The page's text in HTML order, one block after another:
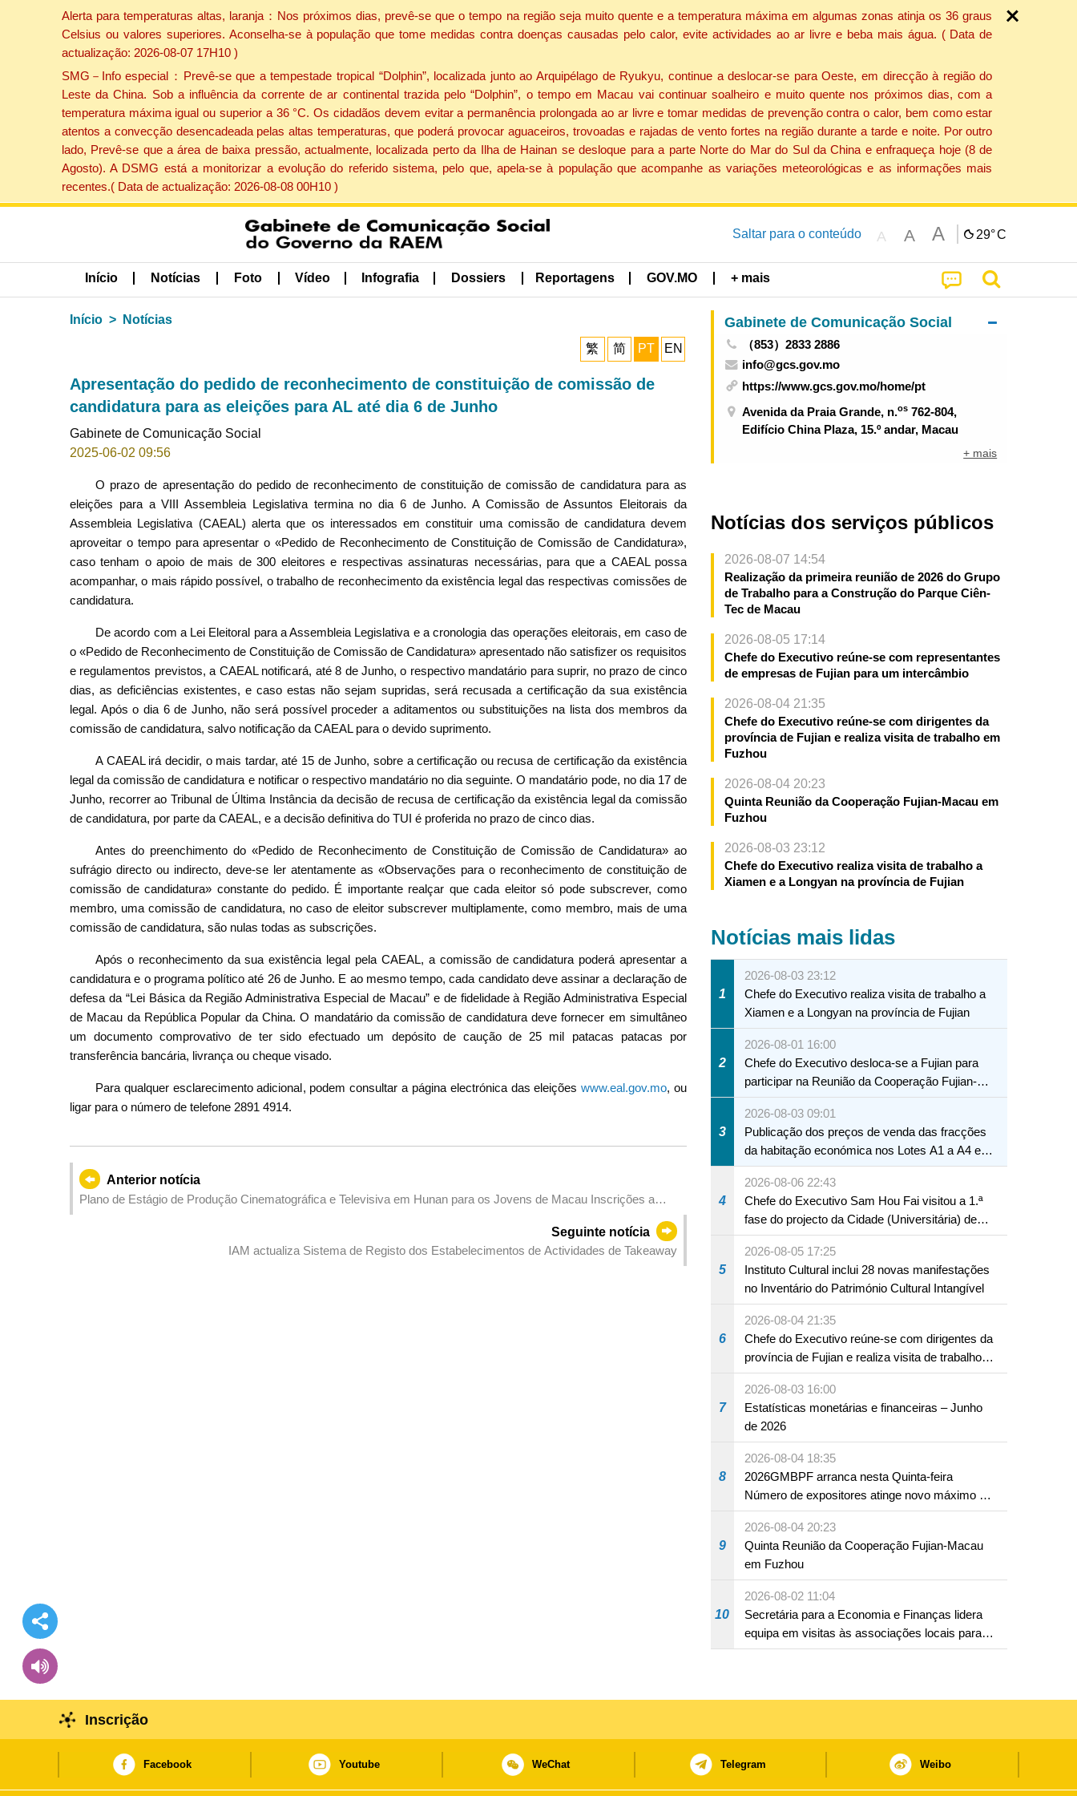
Alerta para temperaturas altas, laranja：Nos próximos dias, prevê-se que o tempo na região seja muito quente e a temperatura máxima em algumas zonas atinja os 36 graus
Celsius ou valores superiores. Aconselha-se à população que tome medidas contra doenças causadas pelo calor, evite actividades ao ar livre e beba mais água. ( Data de
actualização: 2026-08-07 17H10 )
SMG－Info especial：Prevê-se que a tempestade tropical “Dolphin”, localizada junto ao Arquipélago de Ryukyu, continue a deslocar-se para Oeste, em direcção à região do
Leste da China. Sob a influência da corrente de ar continental trazida pelo “Dolphin”, o tempo em Macau vai continuar soalheiro e muito quente nos próximos dias, com a
temperatura máxima igual ou superior a 36 °C. Os cidadãos devem evitar a permanência prolongada ao ar livre e tomar medidas de prevenção contra o calor, bem como estar
atentos a convecção desencadeada pelas altas temperaturas, que poderá provocar aguaceiros, trovoadas e rajadas de vento fortes na região durante a tarde e noite. Por outro
lado, Prevê-se que a área de baixa pressão, actualmente, localizada perto da Ilha de Hainan se desloque para a parte Norte do Mar do Sul da China e enfraqueça hoje (8 de
Agosto). A DSMG está a monitorizar a evolução do referido sistema, pelo que, apela-se à população que acompanhe as variações meteorológicas e as informações mais
recentes.( Data de actualização: 2026-08-08 00H10 )
Saltar para o conteúdo A A A 29°C
Início Notícias Foto Vídeo Infografia Dossiers Reportagens GOV.MO + mais
Início Notícias
繁 简 PT EN
Apresentação do pedido de reconhecimento de constituição de comissão de
candidatura para as eleições para AL até dia 6 de Junho
Gabinete de Comunicação Social
2025-06-02 09:56
O prazo de apresentação do pedido de reconhecimento de constituição de comissão de candidatura para as
eleições para a VIII Assembleia Legislativa termina no dia 6 de Junho. A Comissão de Assuntos Eleitorais da
Assembleia Legislativa (CAEAL) alerta que os interessados em constituir uma comissão de candidatura devem
aproveitar o tempo para apresentar o «Pedido de Reconhecimento de Constituição de Comissão de Candidatura»,
caso tenham o apoio de mais de 300 eleitores e respectivas assinaturas necessárias, para que a CAEAL possa
acompanhar, o mais rápido possível, o trabalho de reconhecimento da existência legal das respectivas comissões de
candidatura.
De acordo com a Lei Eleitoral para a Assembleia Legislativa e a cronologia das operações eleitorais, em caso de
o «Pedido de Reconhecimento de Constituição de Comissão de Candidatura» apresentado não satisfizer os requisitos
e regulamentos previstos, a CAEAL notificará, até 8 de Junho, o respectivo mandatário para suprir, no prazo de cinco
dias, as deficiências existentes, e caso estas não sejam supridas, será recusada a certificação da sua existência
legal. Após o dia 6 de Junho, não será possível proceder a aditamentos ou substituições na lista dos membros da
comissão de candidatura, salvo notificação da CAEAL para o devido suprimento.
A CAEAL irá decidir, o mais tardar, até 15 de Junho, sobre a certificação ou recusa de certificação da existência
legal da comissão de candidatura e notificar o respectivo mandatário no dia seguinte. O mandatário pode, no dia 17 de
Junho, recorrer ao Tribunal de Última Instância da decisão de recusa de certificação da existência legal da comissão
de candidatura, por parte da CAEAL, e a decisão definitiva do TUI é proferida no prazo de cinco dias.
Antes do preenchimento do «Pedido de Reconhecimento de Constituição de Comissão de Candidatura» ao
sufrágio directo ou indirecto, deve-se ler atentamente as «Observações para o reconhecimento de constituição de
comissão de candidatura» constante do pedido. É importante realçar que cada eleitor só pode subscrever, como
membro, uma comissão de candidatura, no caso de eleitor subscrever multiplamente, como membro, mais de uma
comissão de candidatura, são nulas todas as subscrições.
Após o reconhecimento da sua existência legal pela CAEAL, a comissão de candidatura poderá apresentar a
candidatura e o programa político até 26 de Junho. E ao mesmo tempo, cada candidato deve assinar a declaração de
defesa da “Lei Básica da Região Administrativa Especial de Macau” e de fidelidade à Região Administrativa Especial
de Macau da República Popular da China. O mandatário da comissão de candidatura deve fornecer em simultâneo
um documento comprovativo de ter sido efectuado um depósito de caução de 25 mil patacas patacas por
transferência bancária, livrança ou cheque visado.
Para qualquer esclarecimento adicional, podem consultar a página electrónica das eleiçõeswww.eal.gov.mo, ou
ligar para o número de telefone 2891 4914.
Anterior notícia
Plano de Estágio de Produção Cinematográfica e Televisiva em Hunan para os Jovens de Macau Inscrições a
Seguinte notícia
IAM actualiza Sistema de Registo dos Estabelecimentos de Actividades de Takeaway
Gabinete de Comunicação Social
（853）2833 2886
info@gcs.gov.mo
https://www.gcs.gov.mo/home/pt
Avenida da Praia Grande, n.os 762-804,
Edifício China Plaza, 15.º andar, Macau
+ mais
Notícias dos serviços públicos
2026-08-07 14:54
Realização da primeira reunião de 2026 do Grupo
de Trabalho para a Construção do Parque Ciên-
Tec de Macau
2026-08-05 17:14
Chefe do Executivo reúne-se com representantes
de empresas de Fujian para um intercâmbio
2026-08-04 21:35
Chefe do Executivo reúne-se com dirigentes da
província de Fujian e realiza visita de trabalho em
Fuzhou
2026-08-04 20:23
Quinta Reunião da Cooperação Fujian-Macau em
Fuzhou
2026-08-03 23:12
Chefe do Executivo realiza visita de trabalho a
Xiamen e a Longyan na província de Fujian
Notícias mais lidas
1
2026-08-03 23:12
Chefe do Executivo realiza visita de trabalho a
Xiamen e a Longyan na província de Fujian
2
2026-08-01 16:00
Chefe do Executivo desloca-se a Fujian para
participar na Reunião da Cooperação Fujian-
Macau
3
2026-08-03 09:01
Publicação dos preços de venda das fracções
da habitação económica nos Lotes A1 a A4 e
A12 da Zona A dos Novos Aterros
4
2026-08-06 22:43
Chefe do Executivo Sam Hou Fai visitou a 1.ª
fase do projecto da Cidade (Universitária) de
Educação Internacional de Macau e Hengqin
5
2026-08-05 17:25
Instituto Cultural inclui 28 novas manifestações
no Inventário do Património Cultural Intangível
6
2026-08-04 21:35
Chefe do Executivo reúne-se com dirigentes da
província de Fujian e realiza visita de trabalho
em Fuzhou
7
2026-08-03 16:00
Estatísticas monetárias e financeiras – Junho
de 2026
8
2026-08-04 18:35
2026GMBPF arranca nesta Quinta-feira
Número de expositores atinge novo máximo em
18 anos
9
2026-08-04 20:23
Quinta Reunião da Cooperação Fujian-Macau
em Fuzhou
10
2026-08-02 11:04
Secretária para a Economia e Finanças lidera
equipa em visitas às associações locais para
consolidar consensos e promover os trabalhos
Inscrição
Facebook Youtube WeChat Telegram Weibo